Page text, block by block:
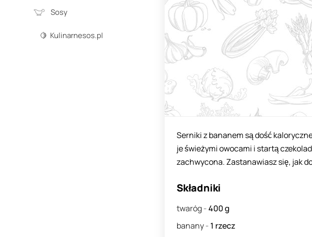
Sosy
🍋 Kulinarnesos.pl
Serniki z bananem są dość
je świeżymi owocami i startą
zachwycona. Zastanawiasz się, jak
Składniki
twaróg-400g
banany- 1 rzecz